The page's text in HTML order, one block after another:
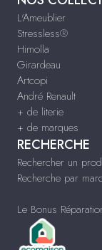
L'Ameublier
Stressless®
Himolla
Girardeau
Artcopi
André Renault
+ de literie
+ de marques
RECHERCHE
Rechercher un
Recherche par
Le Bonus